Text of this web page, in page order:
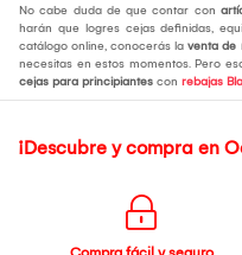
No cabe duda de que contar con
harán que logres cejas definidas,
catálogo online, conocerás la venta de
necesitas en estos momentos. Pero
cejas para principiantes con rebajas
¡Descubre y compra en